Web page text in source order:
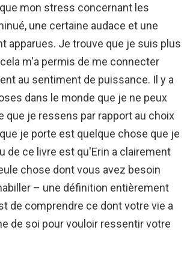
mon stress concernant les
une certaine audace et une
apparues. Je trouve que je suis plus
m'a permis de me connecter
au sentiment de puissance. Il y a
dans le monde que je ne peux
que je ressens par rapport au choix
je porte est quelque chose que je
de ce livre est qu'Erin a clairement
chose dont vous avez besoin
– une définition entièrement
de comprendre ce dont votre vie a
de soi pour vouloir ressentir votre